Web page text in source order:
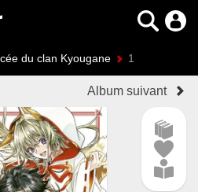
du clan Kyougane 1
Album suivant